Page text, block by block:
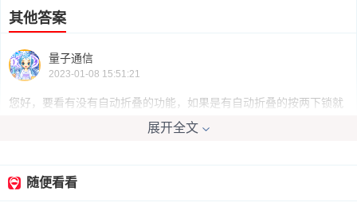
其他答案
量子通信
2023-01-08 15:51:21
您好，要看有没有自动折叠的功能，如果是有自动折叠的按两下锁就
会自动折叠了！如果没有后视镜自动折叠就没办法
我要回答
展开全文
随便看看